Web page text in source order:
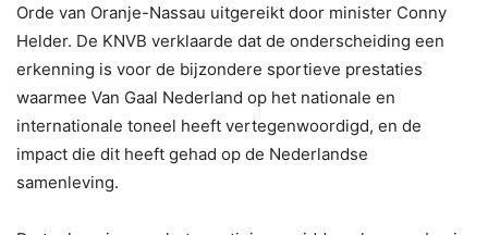
Orde van Oranje-Nassau uitgereikt door minister Conny
Helder. De KNVB verklaarde dat de onderscheiding een
erkenning is voor de bijzondere sportieve prestaties
waarmee Van Gaal Nederland op het nationale en
internationale toneel heeft vertegenwoordigd, en de
impact die dit heeft gehad op de Nederlandse
samenleving.